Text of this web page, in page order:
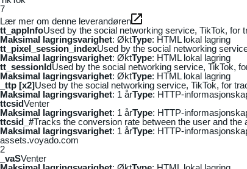
7
Lær mer om denne leverandøren
tt_appInfoUsed by the social networking service, TikTok, for
Maksimal lagringsvarighet: ØktType: HTML lokal lagring
tt_pixel_session_indexUsed by the social networking
Maksimal lagringsvarighet: ØktType: HTML lokal lagring
tt_sessionIdUsed by the social networking service, TikTok,
Maksimal lagringsvarighet: ØktType: HTML lokal lagring
_ttp [x2]Used by the social networking service, TikTok, for
Maksimal lagringsvarighet: 1 årType: HTTP-
ttcsidVenter
Maksimal lagringsvarighet: 1 årType: HTTP-
ttcsid_#Tracks the conversion rate between the user and
Maksimal lagringsvarighet: 1 årType: HTTP-
assets.voyado.com
2
_vaSVenter